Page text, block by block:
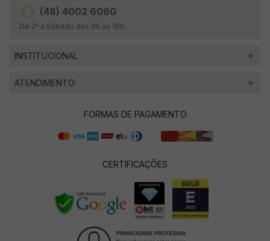
(48) 4002 6060
De 2ª a Sábado das 8h às 18h.
INSTITUCIONAL
ATENDIMENTO
FORMAS DE PAGAMENTO
CERTIFICAÇÕES